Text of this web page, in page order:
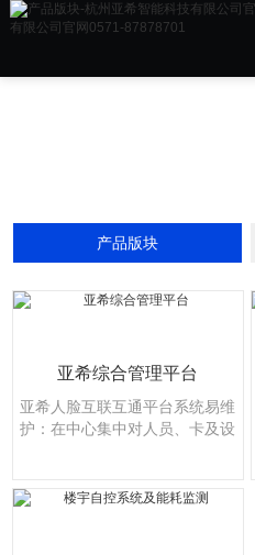
产品版块
亚希综合管理平台
亚希人脸互联互通平台系统易维
护：在中心集中对人员、卡及设